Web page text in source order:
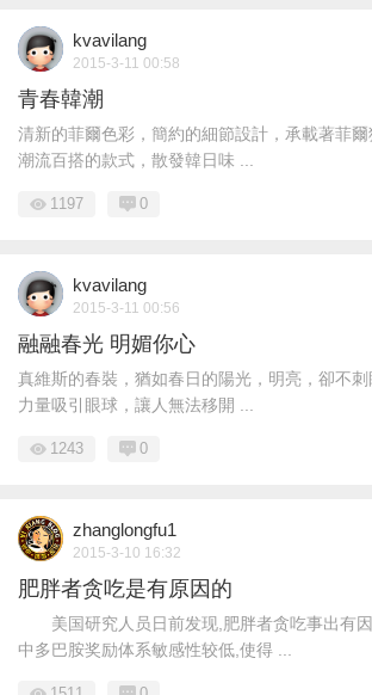
kvavilang
2015-3-11 00:58
青春韓潮
清新的菲爾色彩，簡約的細節設計，承載著菲爾
潮流百搭的款式，散發韓日味 ...
1197 0
kvavilang
2015-3-11 00:56
融融春光 明媚你心
真維斯的春裝，猶如春日的陽光，明亮，卻不
力量吸引眼球，讓人無法移開 ...
1243 0
zhanglongfu1
2015-3-10 16:32
肥胖者贪吃是有原因的
美国研究人员日前发现,肥胖者贪吃事出有因
中多巴胺奖励体系敏感性较低,使得 ...